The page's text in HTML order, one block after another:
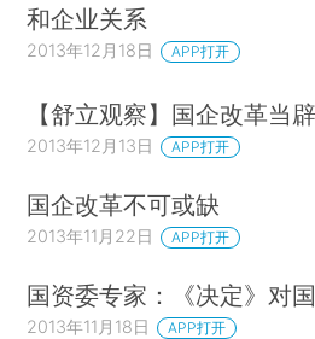
和企业关系
2013年12月18日 APP打开
【舒立观察】国企改革当
2013年12月13日 APP打开
国企改革不可或缺
2013年11月22日 APP打开
国资委专家：《决定》对
2013年11月18日 APP打开